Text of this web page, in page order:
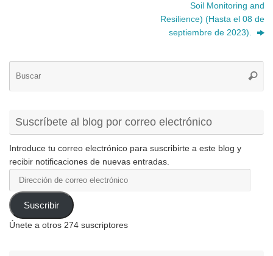
Soil Monitoring and
Resilience) (Hasta el 08 de
septiembre de 2023).
Suscríbete al blog por correo electrónico
Introduce tu correo electrónico para suscribirte a este blog y
recibir notificaciones de nuevas entradas.
correo
electrónico
Suscribir
Únete a otros 274 suscriptores